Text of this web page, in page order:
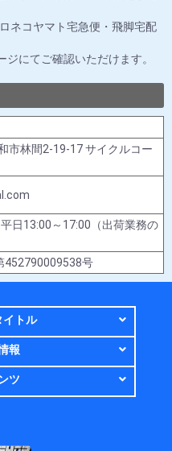
ネコヤマト宅急便・飛脚宅配
にてご確認いただけます。
市林間2-19-17 サイクルコー
日13:00～17:00（出荷業務の
452790009538号
イトル
報
ツ